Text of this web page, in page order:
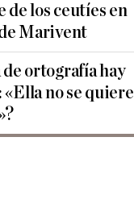
de los ceutíes en
Marivent
de ortografía hay
«Ella no se quiere